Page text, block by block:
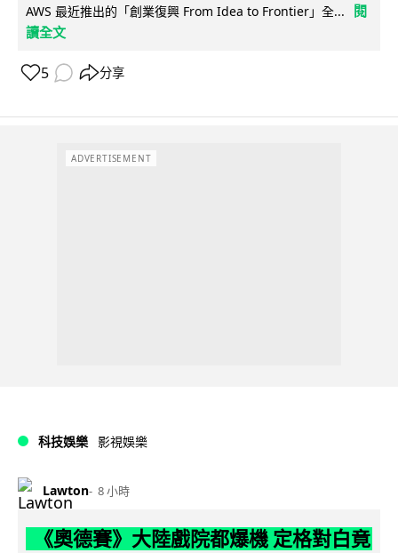
AWS 最近推出的「創業復興 From Idea to Frontier」全...
閱
讀全文
5 分享
ADVERTISEMENT
科技娛樂 影視娛樂
Lawton 8 小時
《奧德賽》大陸戲院都爆機 定格對白竟